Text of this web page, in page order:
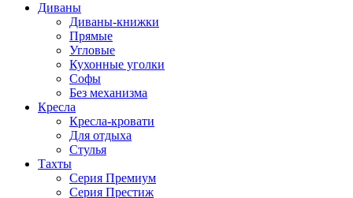
Диваны
Диваны-книжки
Прямые
Угловые
Кухонные уголки
Софы
Без механизма
Кресла
Кресла-кровати
Для отдыха
Стулья
Тахты
Серия Премиум
Серия Престиж